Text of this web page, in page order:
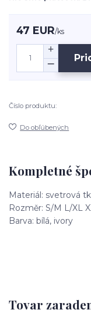
47 EUR/ks
Číslo produktu:
Do obľúbených
Kompletné
Materiál: svetrová
Rozměr: S/M L/XL
Barva: bílá, ivory
Tovar